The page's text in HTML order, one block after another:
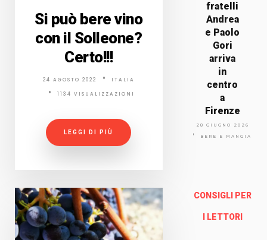
Si può bere vino
con il Solleone?
Certo!!!
24 AGOSTO 2022 ITALIA
1134 VISUALIZZAZIONI
LEGGI DI PIÙ
fratelli
Andrea
e Paolo
Gori
arriva
in
centro
a
Firenze
28 GIUGNO 2026
BERE E MANGIARE
CONSIGLI PER
I LETTORI
Via
Arno
nze
Enoteca Online e al dettaglio